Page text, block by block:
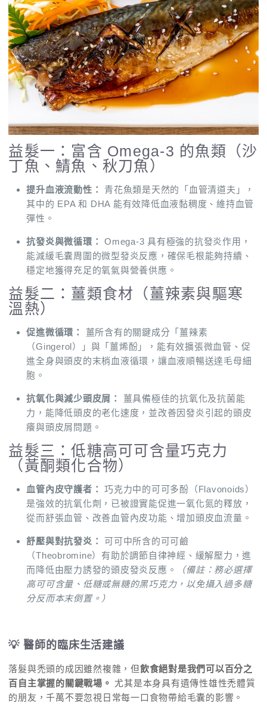
益髮一：富含 Omega-3 的魚類（沙
丁魚、鯖魚、秋刀魚）
提升血液流動性：
青花魚類是天然的「血管清道夫」，
其中的 EPA 和 DHA 能有效降低血液黏稠度、維持血管
彈性。
抗發炎與微循環：
Omega-3 具有極強的抗發炎作用，
能減緩毛囊周圍的微型發炎反應，確保毛根能夠持續、
穩定地獲得充足的氧氣與營養供應。
益髮二：薑類食材（薑辣素與驅寒
溫熱）
促進微循環：
薑所含有的關鍵成分「薑辣素
（Gingerol）」與「薑烯酚」，能有效擴張微血管、促
進全身與頭皮的末梢血液循環，讓血液順暢送達毛母細
胞。
抗氧化與減少頭皮屑：
薑具備極佳的抗氧化及抗菌能
力，能降低頭皮的老化速度，並改善因發炎引起的頭皮
癢與頭皮屑問題。
益髮三：低糖高可可含量巧克力
（黃酮類化合物）
血管內皮守護者：
巧克力中的可可多酚（Flavonoids）
是強效的抗氧化劑，已被證實能促進一氧化氮的釋放，
從而舒張血管、改善血管內皮功能、增加頭皮血流量。
舒壓與對抗發炎：
可可中所含的可可鹼
（Theobromine）有助於調節自律神經、緩解壓力，進
而降低由壓力誘發的頭皮發炎反應。
（備註：務必選擇
高可可含量、低糖或無糖的黑巧克力，以免攝入過多糖
分反而本末倒置。）
💡 醫師的臨床生活建議
落髮與禿頭的成因雖然複雜，但飲食絕對是我們可以百分之
百自主掌握的關鍵戰場。 尤其是本身具有遺傳性雄性禿體質
的朋友，千萬不要忽視日常每一口食物帶給毛囊的影響。